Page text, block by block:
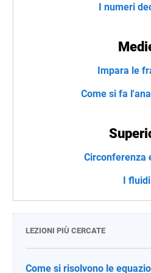
I numeri
Impara le
Come si fa
Circonferenza
I fluidi
LEZIONI PIÙ CERCATE
Come si risolvono le